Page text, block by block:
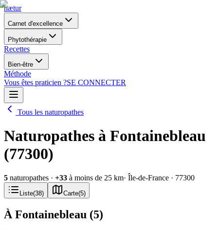
nætur
Carnet d'excellence
Phytothérapie
Recettes
Bien-être
Méthode
Vous êtes praticien ?SE CONNECTER
Tous les naturopathes
Naturopathes à Fontainebleau
(77300)
5 naturopathes · +33 à moins de 25 km· Île-de-France · 77300
Liste(38) Carte(5)
À Fontainebleau (5)